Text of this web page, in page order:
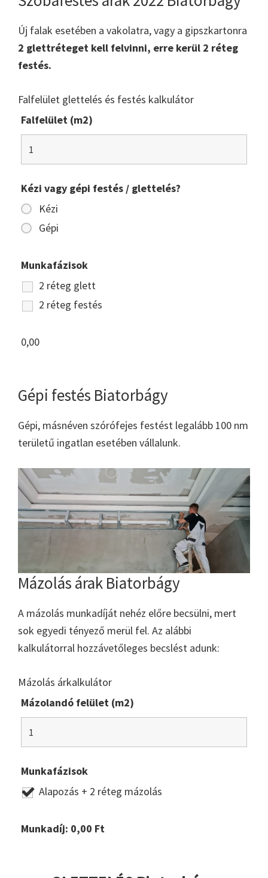
Új falak esetében a vakolatra, vagy a gipszkartonra
2 glettréteget kell felvinni, erre kerül 2 réteg
festés.
Falfelület glettelés és festés kalkulátor
Falfelület (m2)
Kézi vagy gépi festés / glettelés?
Kézi
Gépi
Munkafázisok
2 réteg glett
2 réteg festés
0,00
Gépi festés Biatorbágy
Gépi, másnéven szórófejes festést legalább 100 nm
területű ingatlan esetében vállalunk.
Mázolás árak Biatorbágy
A mázolás munkadíját nehéz előre becsülni, mert
sok egyedi tényező merül fel. Az alábbi
kalkulátorral hozzávetőleges becslést adunk:
Mázolás árkalkulátor
Mázolandó felület (m2)
Munkafázisok
Alapozás + 2 réteg mázolás
Munkadíj: 0,00 Ft